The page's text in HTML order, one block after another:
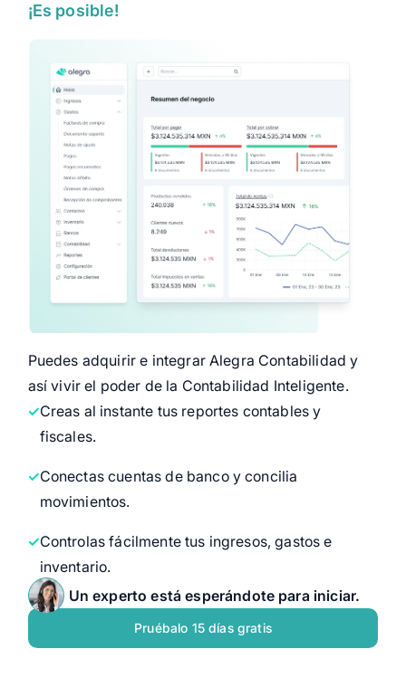
¡Es posible!
Puedes adquirir e integrar Alegra Contabilidad y
así vivir el poder de la Contabilidad Inteligente.
Creas al instante tus reportes contables y
fiscales.
Conectas cuentas de banco y concilia
movimientos.
Controlas fácilmente tus ingresos, gastos e
inventario.
Un experto está esperándote para iniciar.
Pruébalo 15 días gratis